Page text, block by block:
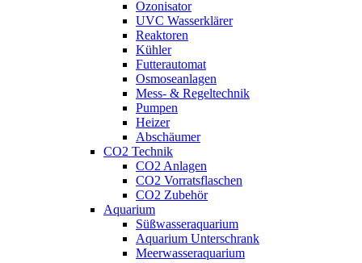
Ozonisator
UVC Wasserklärer
Reaktoren
Kühler
Futterautomat
Osmoseanlagen
Mess- & Regeltechnik
Pumpen
Heizer
Abschäumer
CO2 Technik
CO2 Anlagen
CO2 Vorratsflaschen
CO2 Zubehör
Aquarium
Süßwasseraquarium
Aquarium Unterschrank
Meerwasseraquarium